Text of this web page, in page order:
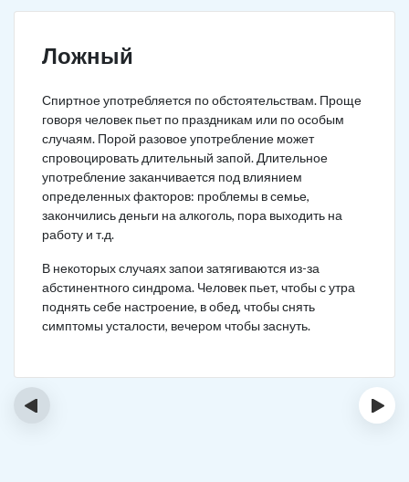
Ложный
Спиртное употребляется по обстоятельствам. Проще
говоря человек пьет по праздникам или по особым
случаям. Порой разовое употребление может
спровоцировать длительный запой. Длительное
употребление заканчивается под влиянием
определенных факторов: проблемы в семье,
закончились деньги на алкоголь, пора выходить на
работу и т.д.
В некоторых случаях запои затягиваются из-за
абстинентного синдрома. Человек пьет, чтобы с утра
поднять себе настроение, в обед, чтобы снять
симптомы усталости, вечером чтобы заснуть.
‹ ›